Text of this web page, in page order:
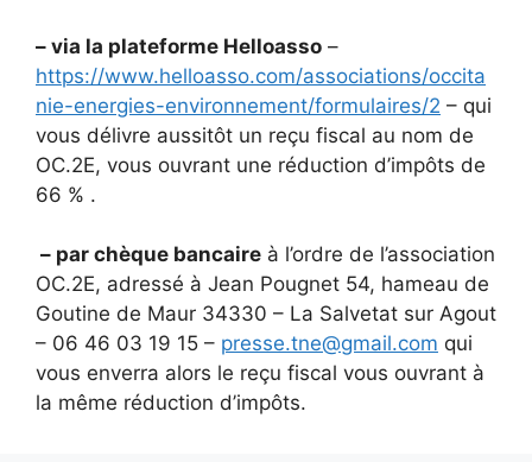
– via la plateforme Helloasso –
https://www.helloasso.com/associations/occita
nie-energies-environnement/formulaires/2 – qui
vous délivre aussitôt un reçu fiscal au nom de
OC.2E, vous ouvrant une réduction d’impôts de
66 % .
– par chèque bancaire à l’ordre de l’association
OC.2E, adressé à Jean Pougnet 54, hameau de
Goutine de Maur 34330 – La Salvetat sur Agout
– 06 46 03 19 15 – presse.tne@gmail.com qui
vous enverra alors le reçu fiscal vous ouvrant à
la même réduction d’impôts.